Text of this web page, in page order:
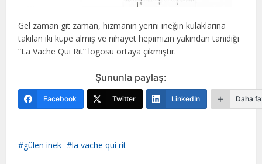
Gel zaman git zaman, hızmanın yerini ineğin kulaklarına
takılan iki küpe almış ve nihayet hepimizin yakından tanıdığı
“La Vache Qui Rit” logosu ortaya çıkmıştır.
Şununla paylaş:
Facebook Twitter LinkedIn Daha
gülen inek la vache qui rit